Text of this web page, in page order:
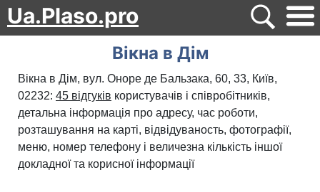
Ua.Plaso.pro
Вікна в Дім
Вікна в Дім, вул. Оноре де Бальзака, 60, 33, Київ,
02232: 45 відгуків користувачів і співробітників,
детальна інформація про адресу, час роботи,
розташування на карті, відвідуваность, фотографії,
меню, номер телефону і величезна кількість іншої
докладної та корисної інформації